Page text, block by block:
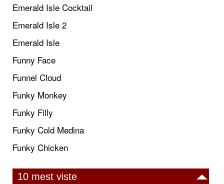
Emerald Isle Cocktail
Emerald Isle 2
Emerald Isle
Funny Face
Funnel Cloud
Funky Monkey
Funky Filly
Funky Cold Medina
Funky Chicken
10 mest viste